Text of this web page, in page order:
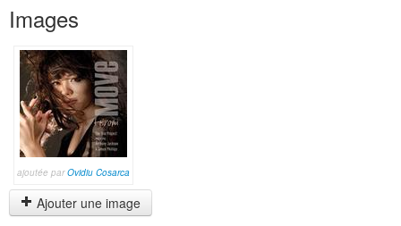
Images
ajoutée parOvidiu Cosarca
Ajouter une image